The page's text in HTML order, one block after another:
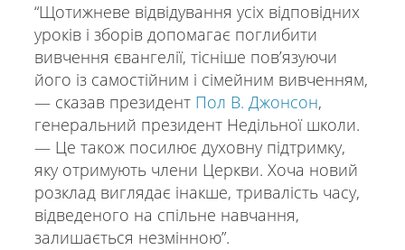
“Щотижневе відвідування усіх відповідних
уроків і зборів допомагає поглибити
вивчення євангелії, тісніше повʼязуючи
його із самостійним і сімейним вивченням,
— сказав президент Пол В. Джонсон,
генеральний президент Недільної школи.
— Це також посилює духовну підтримку,
яку отримують члени Церкви. Хоча новий
розклад виглядає інакше, тривалість часу,
відведеного на спільне навчання,
залишається незмінною”.